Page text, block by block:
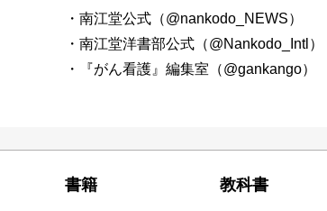
・南江堂公式（@nankodo_NEWS）
・南江堂洋書部公式（@Nankodo_Intl）
・『がん看護』編集室（@gankango）
書籍 教科書